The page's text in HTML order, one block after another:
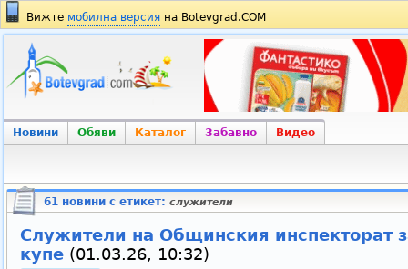
Вижте мобилна версия на Botevgrad.COM
Новини Обяви Каталог Забавно Видео
61 новини с етикет: служители
Служители на Общинския инспекторат
купе(01.03.26, 10:32)